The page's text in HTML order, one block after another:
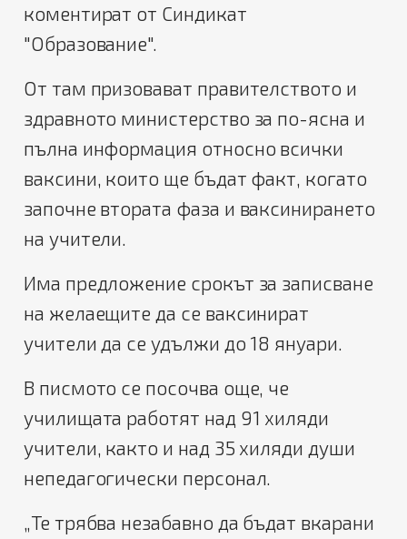
коментират от Синдикат
"Образование".
От там призовават правителството и
здравното министерство за по-ясна и
пълна информация относно всички
ваксини, които ще бъдат факт, когато
започне втората фаза и ваксинирането
на учители.
Има предложение срокът за записване
на желаещите да се ваксинират
учители да се удължи до 18 януари.
В писмото се посочва още, че
училищата работят над 91 хиляди
учители, както и над 35 хиляди души
непедагогически персонал.
„Те трябва незабавно да бъдат вкарани